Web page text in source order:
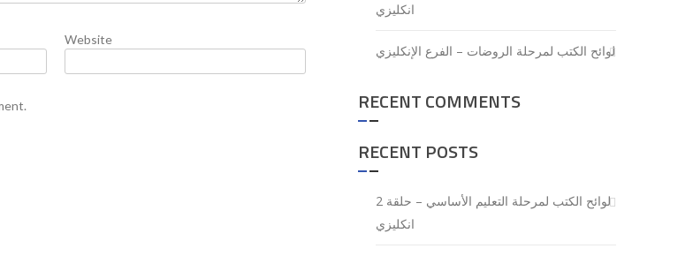
Website
انكليزي
لوائح الكتب لمرحلة الروضات – الفرع الإنكليزي
RECENT COMMENTS
RECENT POSTS
لوائح الكتب لمرحلة التعليم الأساسي – حلقة 2
انكليزي